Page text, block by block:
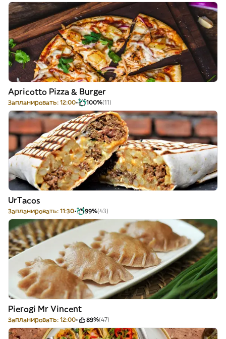
Apricotto Pizza & Burger
Запланировать: 12:00 100%(11)
UrTacos
Запланировать: 11:30 99%(43)
Pierogi Mr Vincent
Запланировать: 12:00 89%(47)